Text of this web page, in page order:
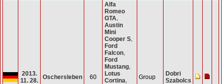
2013.
11. 28.
Oschersleben 60
Alfa
Romeo
GTA,
Austin
Mini
Cooper S,
Ford
Falcon,
Ford
Mustang,
Lotus
Cortina,
Group
Dobri
Szabolcs